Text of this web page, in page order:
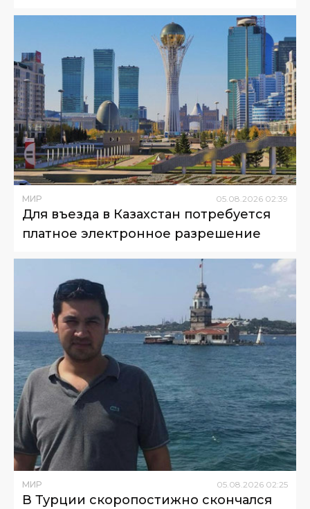
МИР 05.08.2026 02:39
Для въезда в Казахстан потребуется
платное электронное разрешение
МИР 05.08.2026 02:25
В Турции скоропостижно скончался